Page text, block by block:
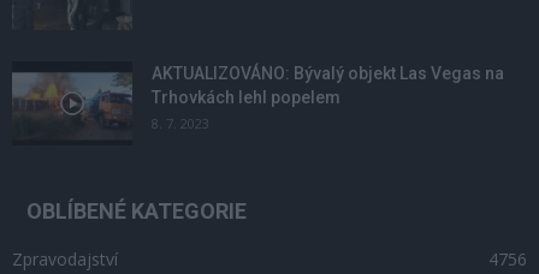
AKTUALIZOVÁNO: Bývalý objekt Las Vegas na
Trhovkách lehl popelem
8. 7. 2023
OBLÍBENÉ KATEGORIE
Zpravodajství
4756